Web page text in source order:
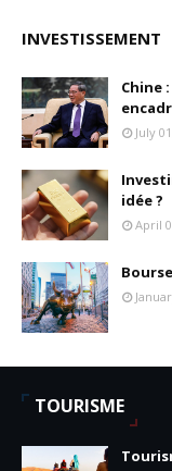
INVESTISSEMENT
Chine
July
idée ?
April
TOURISME